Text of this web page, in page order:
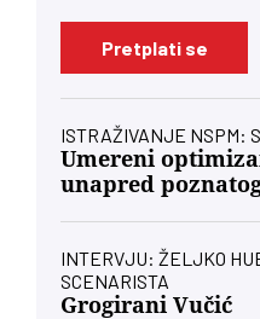
Pretplati se
ISTRAŽIVANJE NSPM:
Umereni
unapred
INTERVJU: ŽELJKO
SCENARISTA
Grogirani Vučić